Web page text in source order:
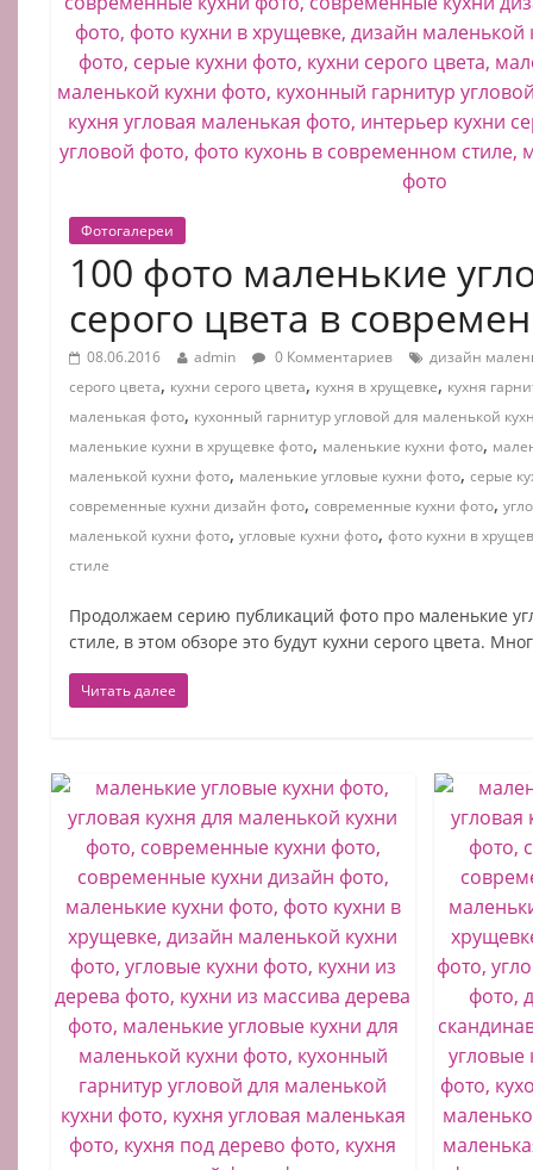
Фотогалереи
100 фото маленькие
серого цвета в
08.06.2016 admin 0 Комментариев
дизайн
серого цвета, кухни серого цвета, кухня в хрущевке, кухня
маленькая фото, кухонный гарнитур угловой для маленькой
маленькие кухни в хрущевке фото, маленькие кухни фото,
маленькой кухни фото, маленькие угловые кухни фото,серые
современные кухни дизайн фото,современные кухни фото,
маленькой кухни фото,угловые кухни фото,фото кухни в
стиле
Продолжаем серию публикаций фото про маленькие
стиле, в этом обзоре это будут кухни серого цвета.
Читать далее